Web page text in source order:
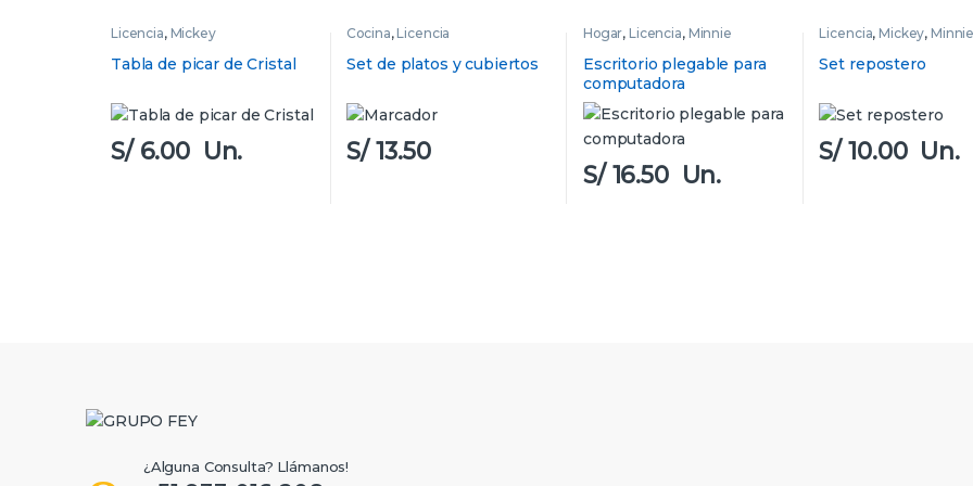
Licencia, Mickey
Tabla de picar de Cristal
S/6.00 Un.
Cocina,Licencia
Set de platos y cubiertos
S/13.50
Hogar,Licencia, Minnie
Escritorio plegable para
computadora
S/16.50Un.
Licencia,Mickey,
Set repostero
S/10.00Un.
¿Alguna Consulta? Llámanos!